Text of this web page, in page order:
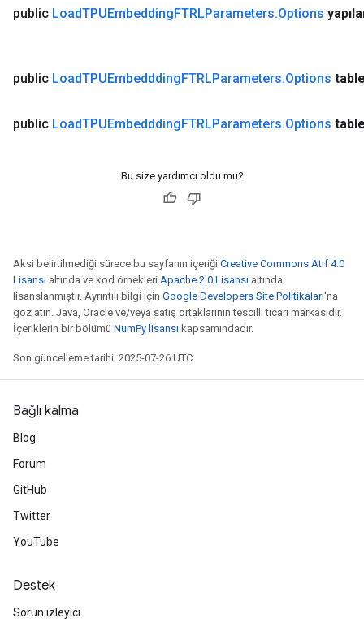
public LoadTPUEmbeddingFTRLParameters.Options
public LoadTPUEmbedddingFTRLParameters.Options
public LoadTPUEmbedddingFTRLParameters.Options
Bu size yardımcı oldu mu?
Aksi belirtilmediği sürece bu sayfanın içeriği Creative Commons Atıf 4.0
Lisansı altında ve kod örnekleri Apache 2.0 Lisansı altında
lisanslanmıştır. Ayrıntılı bilgi için Google Developers Site Politikaları'na
göz atın. Java, Oracle ve/veya satış ortaklarının tescilli ticari markasıdır.
İçeriklerin bir bölümü NumPy lisansı kapsamındadır.
Son güncelleme tarihi: 2025-07-26 UTC.
Bağlı kalma
Blog
Forum
GitHub
Twitter
YouTube
Destek
Sorun izleyici